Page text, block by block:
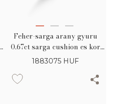
Feher-sarga arany gyuru
0.67ct sarga cushion es kor
alaku gyemantokkal es
1883075 HUF